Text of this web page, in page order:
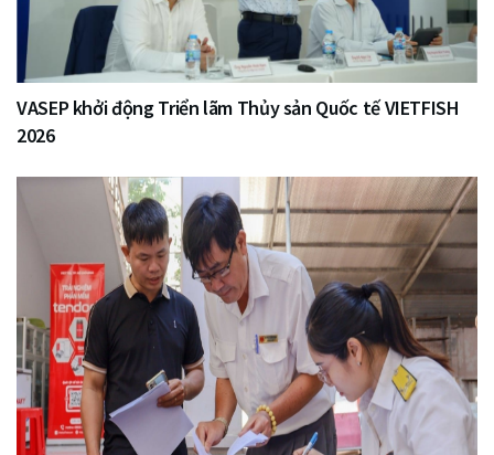
VASEP khởi động Triển lãm Thủy sản Quốc tế VIETFISH
2026